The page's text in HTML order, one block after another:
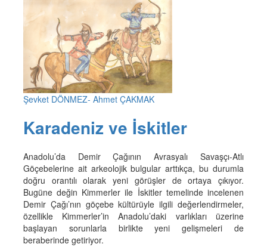
Şevket DÖNMEZ- Ahmet ÇAKMAK
Karadeniz ve İskitler
Anadolu’da Demir Çağının Avrasyalı Savaşçı-Atlı
Göçebelerine ait arkeolojik bulgular arttıkça, bu durumla
doğru orantılı olarak yeni görüşler de ortaya çıkıyor.
Bugüne değin Kimmerler ile İskitler temelinde incelenen
Demir Çağı’nın göçebe kültürüyle ilgili değerlendirmeler,
özellikle Kimmerler’in Anadolu’daki varlıkları üzerine
başlayan sorunlarla birlikte yeni gelişmeleri de
beraberinde getiriyor.